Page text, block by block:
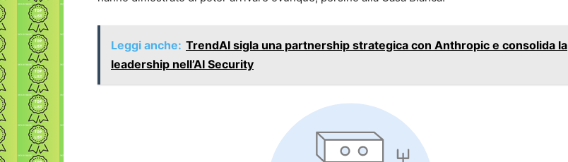
Leggi anche: TrendAI sigla una partnership strategica con Anthropic e consolida la
leadership nell’AI Security